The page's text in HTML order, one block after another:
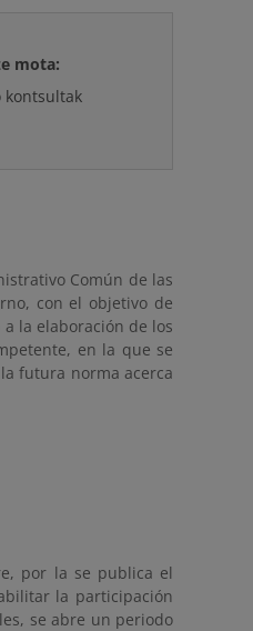
mota:
kontsultak
Común de las
con el objetivo de
la elaboración de los
en la que se
futura norma acerca
por la se publica el
la participación
se abre un periodo